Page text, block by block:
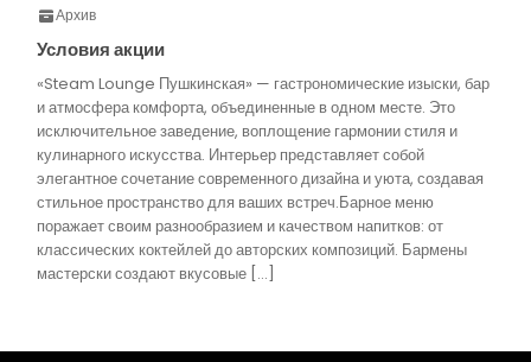
Архив
Условия акции
«Steam Lounge Пушкинская» — гастрономические изыски, бар
и атмосфера комфорта, объединенные в одном месте. Это
исключительное заведение, воплощение гармонии стиля и
кулинарного искусства. Интерьер представляет собой
элегантное сочетание современного дизайна и уюта, создавая
стильное пространство для ваших встреч.Барное меню
поражает своим разнообразием и качеством напитков: от
классических коктейлей до авторских композиций. Бармены
мастерски создают вкусовые […]